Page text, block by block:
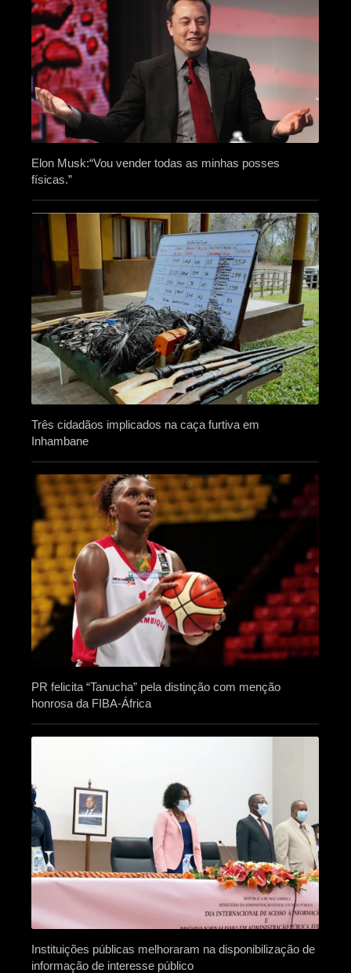
Elon Musk:“Vou vender todas as minhas posses
físicas.”
Três cidadãos implicados na caça furtiva em
Inhambane
PR felicita “Tanucha” pela distinção com menção
honrosa da FIBA-África
Instituições públicas melhoraram na disponibilização de
informação de interesse público